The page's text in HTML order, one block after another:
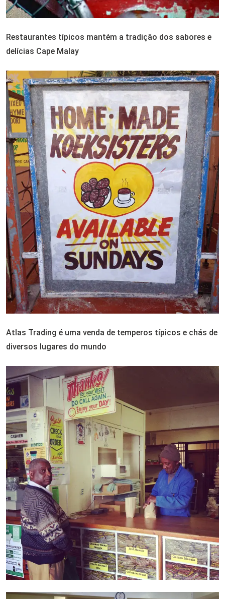
Restaurantes típicos mantém a tradição dos sabores e
delícias Cape Malay
Atlas Trading é uma venda de temperos típicos e chás de
diversos lugares do mundo